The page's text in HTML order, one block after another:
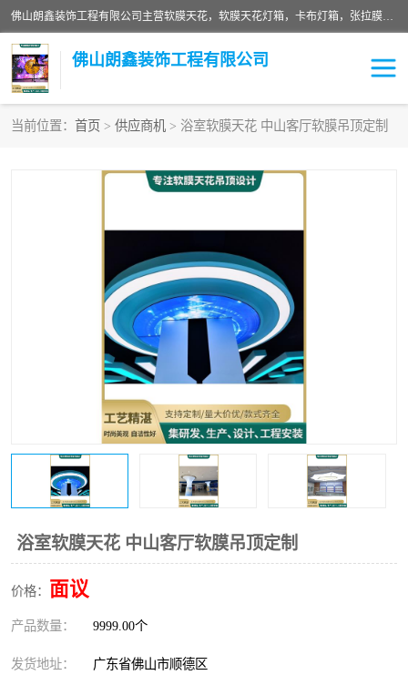
佛山朗鑫装饰工程有限公司主营软膜天花，软膜天花灯箱，卡布灯箱，张拉膜等产品，价格实惠，支持定制；公司专业装饰铺面，家居，会展特装，软膜等工程，技能精良人员，安装快、价格合理，质量保证、热诚与各方有识人士合作，欢迎新老客户来电咨询。
佛山朗鑫装饰工程有限公司
当前位置： 首页 > 供应商机 > 浴室软膜天花 中山客厅软膜吊顶定制
浴室软膜天花 中山客厅软膜吊顶定制
价格： 面议
产品数量： 9999.00个
发货地址： 广东省佛山市顺德区